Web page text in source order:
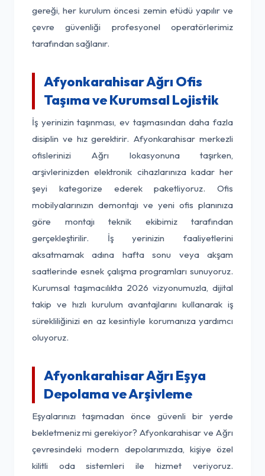
gereği, her kurulum öncesi zemin etüdü yapılır ve
çevre güvenliği profesyonel operatörlerimiz
tarafından sağlanır.
Afyonkarahisar Ağrı Ofis
Taşıma ve Kurumsal Lojistik
İş yerinizin taşınması, ev taşımasından daha fazla
disiplin ve hız gerektirir. Afyonkarahisar merkezli
ofislerinizi Ağrı lokasyonuna taşırken,
arşivlerinizden elektronik cihazlarınıza kadar her
şeyi kategorize ederek paketliyoruz. Ofis
mobilyalarınızın demontajı ve yeni ofis planınıza
göre montajı teknik ekibimiz tarafından
gerçekleştirilir. İş yerinizin faaliyetlerini
aksatmamak adına hafta sonu veya akşam
saatlerinde esnek çalışma programları sunuyoruz.
Kurumsal taşımacılıkta 2026 vizyonumuzla, dijital
takip ve hızlı kurulum avantajlarını kullanarak iş
sürekliliğinizi en az kesintiyle korumanıza yardımcı
oluyoruz.
Afyonkarahisar Ağrı Eşya
Depolama ve Arşivleme
Eşyalarınızı taşımadan önce güvenli bir yerde
bekletmeniz mi gerekiyor? Afyonkarahisar ve Ağrı
çevresindeki modern depolarımızda, kişiye özel
kilitli oda sistemleri ile hizmet veriyoruz.